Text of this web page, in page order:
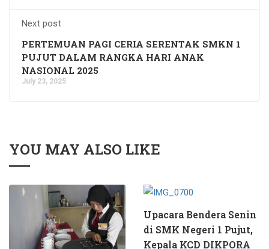
Next post
PERTEMUAN PAGI CERIA SERENTAK SMKN 1
PUJUT DALAM RANGKA HARI ANAK
NASIONAL 2025
July 23, 2025
YOU MAY ALSO LIKE
Upacara Bendera Senin
di SMK Negeri 1 Pujut,
Kepala KCD DIKPORA